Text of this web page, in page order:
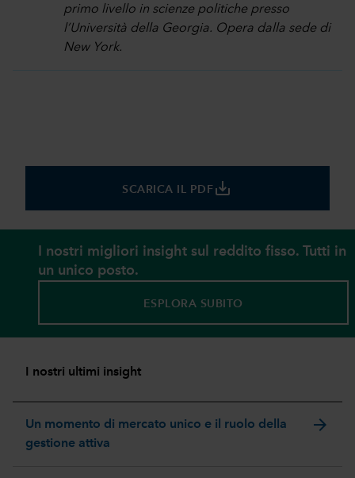
primo livello in scienze politiche presso
l’Università della Georgia. Opera dalla sede di
New York.
SCARICA IL PDF save_alt
I nostri migliori insight sul reddito fisso. Tutti in
un unico posto.
ESPLORA SUBITO
I nostri ultimi insight
Un momento di mercato unico e il ruolo della
gestione attiva
arrow_forward